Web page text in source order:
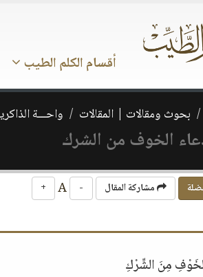
أقسام الكلم الطيب
بحوث ومقالات | المقالات واحـــة
الخوف من الشرك
مشاركة المقال -
+
مِنَ الشِّرْكِ